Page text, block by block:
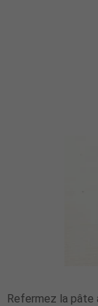
Refermez la pâte